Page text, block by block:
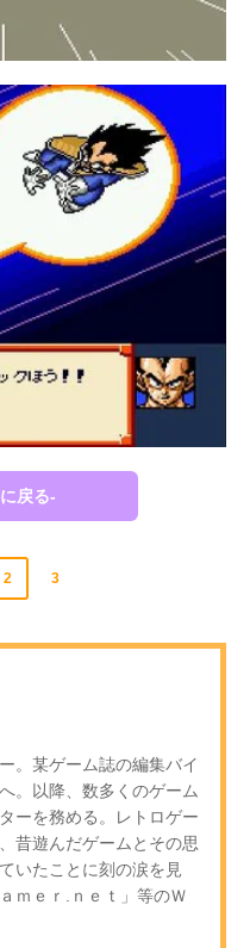
戻る-
2 3
。某ゲーム誌の編集バイ
。以降、数多くのゲーム
ーを務める。レトロゲー
昔遊んだゲームとその思
いたことに刻の涙を見
ｍｅｒ.ｎｅｔ」等のＷ